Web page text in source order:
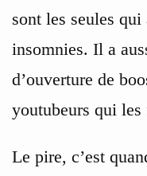
sont les seules
insomnies. Il a
d’ouverture de
youtubeurs qui
Le pire, c’est